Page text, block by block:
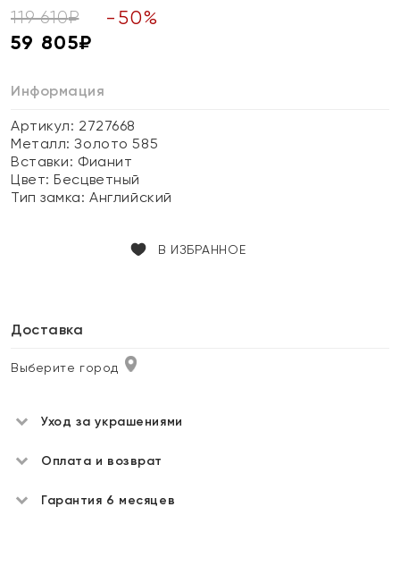
119 610₽ - 50%
59 805₽
Информация
Артикул: 2727668
Металл:Золото 585
Вставки: Фианит
Цвет:Бесцветный
Тип замка:Английский
В ИЗБРАННОЕ
Доставка
Выберите город
Уход за украшениями
Оплата и возврат
Гарантия 6 месяцев